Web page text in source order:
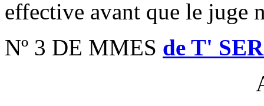
effective avant que le juge
Nº 3 DE MMES de T'